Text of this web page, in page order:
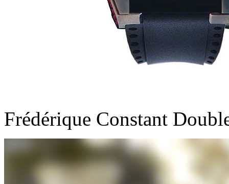
Frédérique Constant